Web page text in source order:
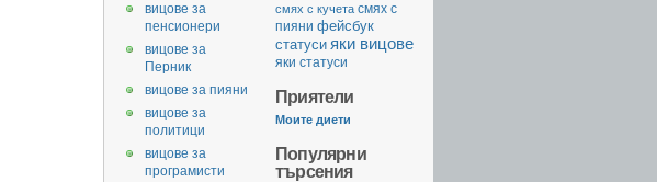
смях с кучета смях с
пияни фейсбук
статуси яки вицове
яки статуси
Приятели
Моите диети
Популярни
търсения
вицове за
пенсионери
вицове за
Перник
вицове за пияни
вицове за
политици
вицове за
програмисти